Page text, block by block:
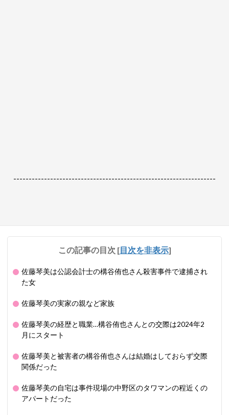
------------------------------------------------------------------
この記事の目次 [目次を非表示]
佐藤琴美は公認会計士の構谷侑也さん殺害事件で逮捕され
た女
佐藤琴美の実家の親など家族
佐藤琴美の経歴と職業…構谷侑也さんとの交際は2024年2
月にスタート
佐藤琴美と被害者の構谷侑也さんは結婚はしておらず交際
関係だった
佐藤琴美の自宅は事件現場の中野区のタワマンの程近くの
アパートだった